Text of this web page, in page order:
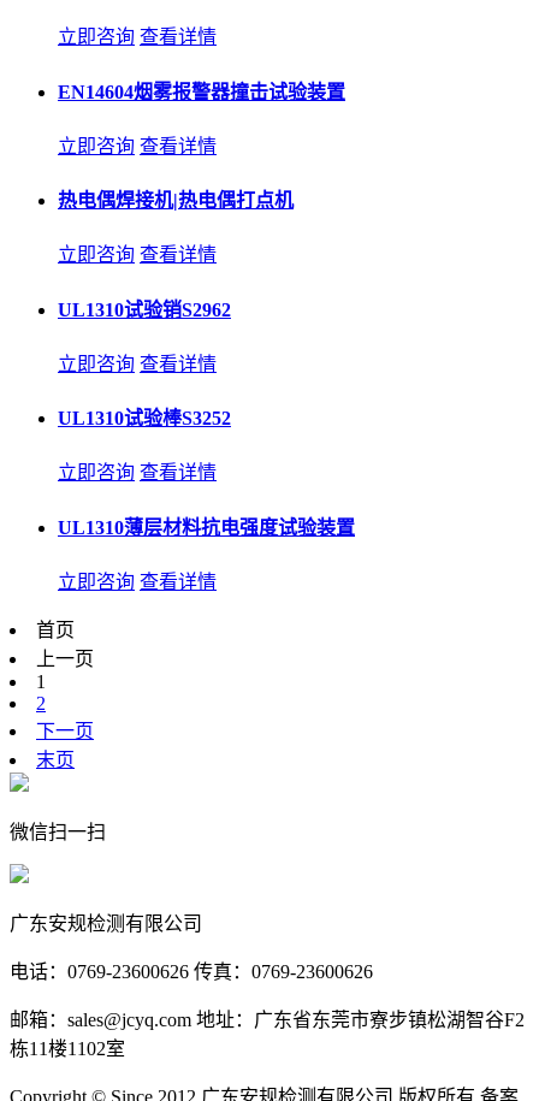
立即咨询 查看详情
EN14604烟雾报警器撞击试验装置
立即咨询 查看详情
热电偶焊接机|热电偶打点机
立即咨询 查看详情
UL1310试验销S2962
立即咨询 查看详情
UL1310试验棒S3252
立即咨询 查看详情
UL1310薄层材料抗电强度试验装置
立即咨询 查看详情
首页
上一页
1
2
下一页
末页
微信扫一扫
广东安规检测有限公司
电话：0769-23600626 传真：0769-23600626
邮箱：sales@jcyq.com 地址：广东省东莞市寮步镇松湖智谷F2
栋11楼1102室
Copyright © Since 2012 广东安规检测有限公司 版权所有 备案